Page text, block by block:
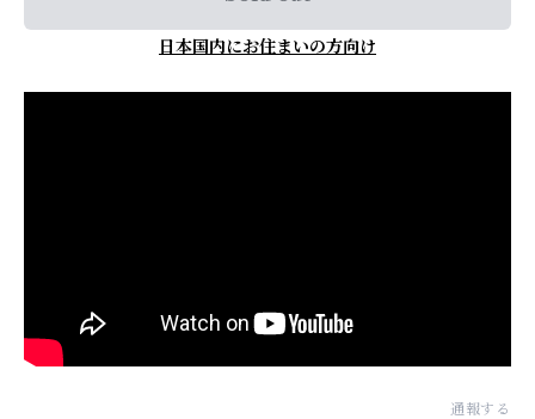
日本国内にお住まいの方向け
通報する